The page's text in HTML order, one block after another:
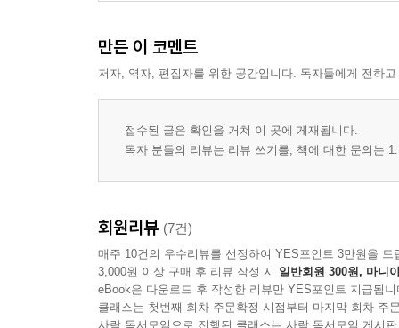
만든 이 코멘트
저자, 역자, 편집자를 위한 공간입니다. 독자들에게 전하
접수된 글은 확인을 거쳐 이 곳에 게재됩니다.
독자 분들의 리뷰는 리뷰 쓰기를, 책에 대한 문의는
회원리뷰 (7건)
매주 10건의 우수리뷰를 선정하여 YES포인트 3만원을 드
3,000원 이상 구매 후 리뷰 작성 시 일반회원 300원, 마니
eBook은 다운로드 후 작성한 리뷰만 YES포인트 지급됩니
클래스는 첫번째 회차 주문확정 시점부터 마지막 회차 주
사락 독서모임으로 진행된 클래스는 사락 독서모임 게시